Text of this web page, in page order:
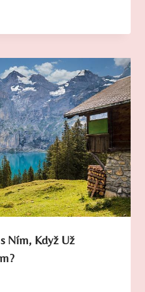
Ním, Když Už